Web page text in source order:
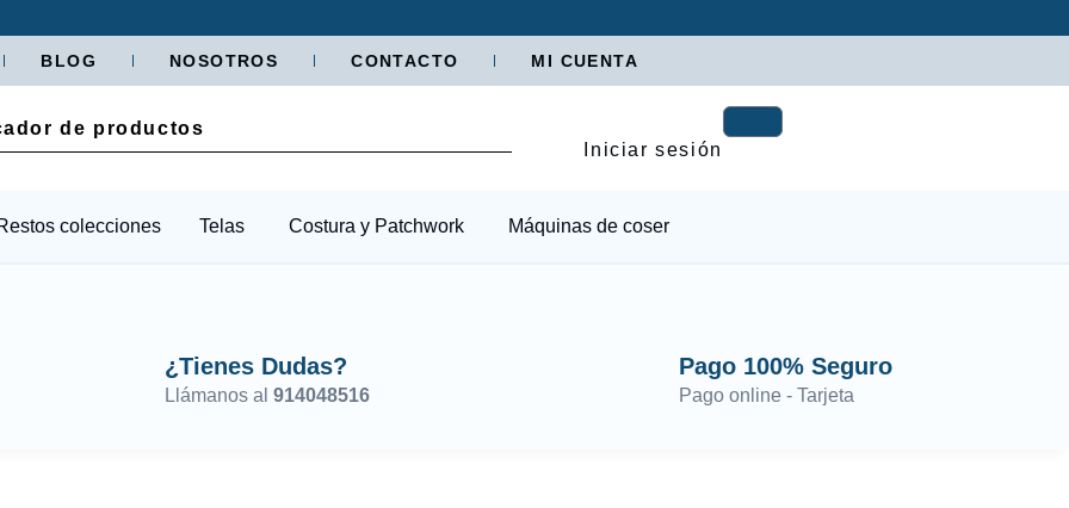
BLOG NOSOTROS CONTACTO MI CUENTA
Iniciar sesión
colecciones Telas Costura y Patchwork Máquinas de coser
¿Tienes Dudas?
Llámanos al 914048516
Pago 100% Seguro
Pago online - Tarjeta